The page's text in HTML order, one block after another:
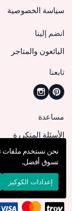
سياسة الخصوصية
انضم إلينا
البائعون والمتاجر
تابعنا
مساعدة
الأسئلة المتكررة
كيف يمكنني تقديم
الشحن والتوصيل
الإرجاع والإلغاء
نحن نستخدم ملفات
تسوق أفضل.
إعدادات الكوكيز